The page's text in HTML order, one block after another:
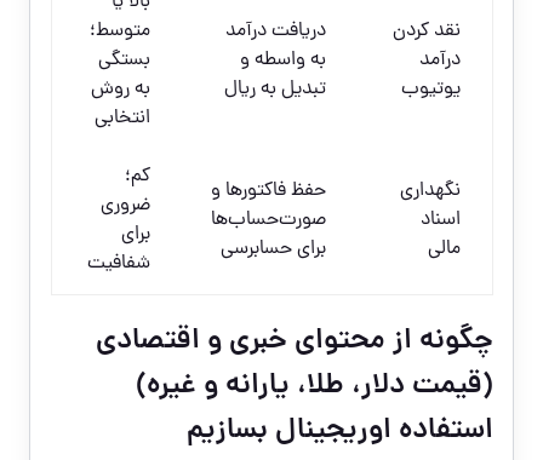
نقد کردن
درآمد
یوتیوب
دریافت درآمد
به واسطه و
تبدیل به ریال
متوسط؛
بستگی
به روش
انتخابی
نگهداری
اسناد
مالی
حفظ فاکتورها و
صورت‌حساب‌ها
برای حسابرسی
کم؛
ضروری
برای
شفافیت
چگونه از محتوای خبری و اقتصادی
(قیمت دلار، طلا، یارانه و غیره)
استفاده اوریجینال بسازیم